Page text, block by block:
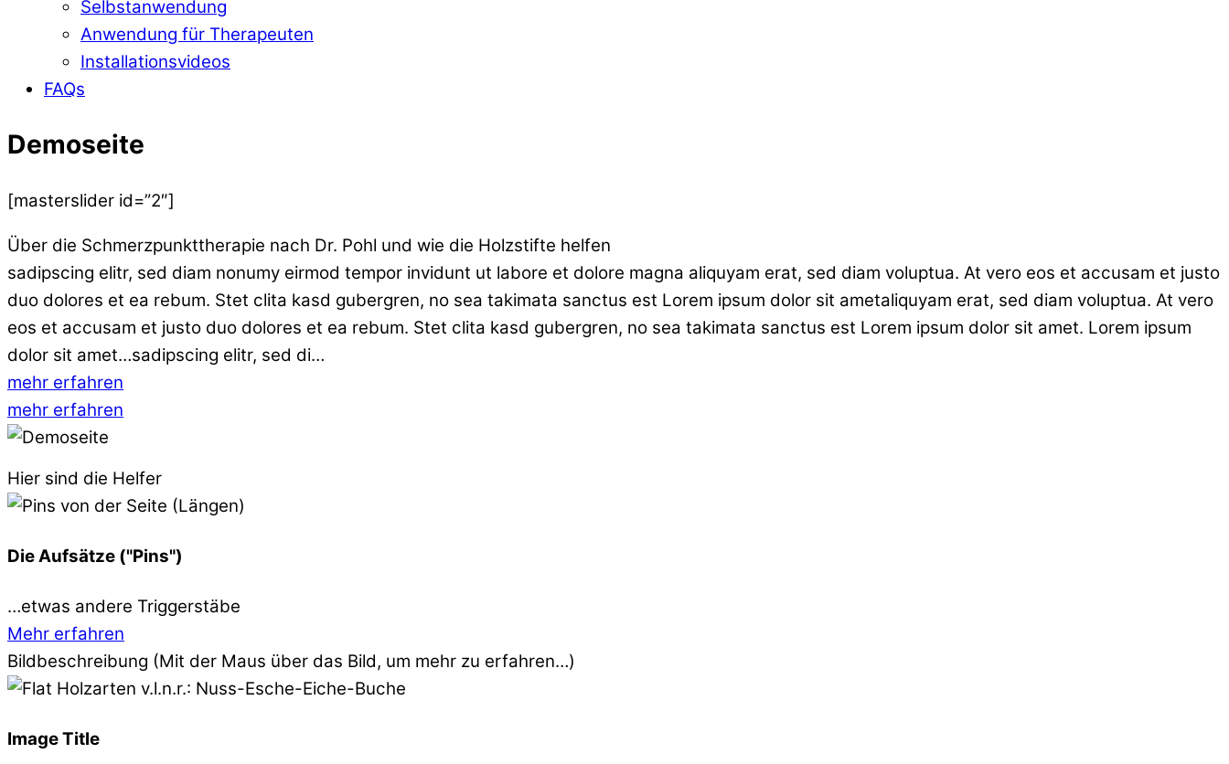
Selbstanwendung
Anwendung für Therapeuten
Installationsvideos
FAQs
Demoseite
[masterslider id=”2″]
Über die Schmerzpunkttherapie nach Dr. Pohl und wie die Holzstifte helfen
sadipscing elitr, sed diam nonumy eirmod tempor invidunt ut labore et dolore magna aliquyam erat, sed diam voluptua. At vero eos et accusam et justo
duo dolores et ea rebum. Stet clita kasd gubergren, no sea takimata sanctus est Lorem ipsum dolor sit ametaliquyam erat, sed diam voluptua. At vero
eos et accusam et justo duo dolores et ea rebum. Stet clita kasd gubergren, no sea takimata sanctus est Lorem ipsum dolor sit amet. Lorem ipsum
dolor sit amet…sadipscing elitr, sed di…
mehr erfahren
mehr erfahren
Hier sind die Helfer
Die Aufsätze ("Pins")
…etwas andere Triggerstäbe
Mehr erfahren
Bildbeschreibung (Mit der Maus über das Bild, um mehr zu erfahren…)
Image Title